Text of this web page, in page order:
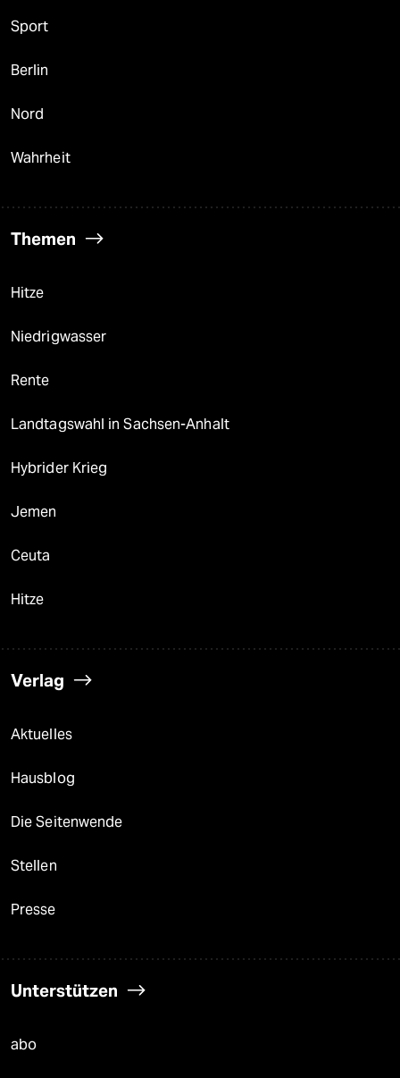
Sport
Berlin
Nord
Wahrheit
Themen
Hitze
Niedrigwasser
Rente
Landtagswahl in Sachsen-Anhalt
Hybrider Krieg
Jemen
Ceuta
Hitze
Verlag
Aktuelles
Hausblog
Die Seitenwende
Stellen
Presse
Unterstützen
abo